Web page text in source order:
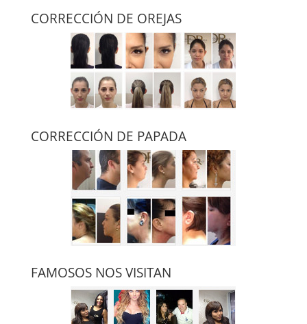
CORRECCIÓN DE OREJAS
CORRECCIÓN DE PAPADA
FAMOSOS NOS VISITAN